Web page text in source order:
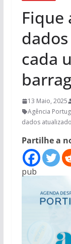
Fique
cada
13 Maio, 2025
Agência
dados
Partilhe a
pub